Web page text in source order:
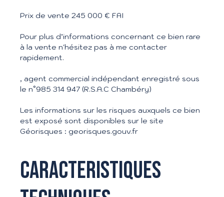
Prix de vente 245 000 € FAI
Pour plus d’informations concernant ce bien rare
à la vente n'hésitez pas à me contacter
rapidement.
, agent commercial indépendant enregistré sous
le n°985 314 947 (R.S.A.C Chambéry)
Les informations sur les risques auxquels ce bien
est exposé sont disponibles sur le site
Géorisques : georisques.gouv.fr
Caracteristiques